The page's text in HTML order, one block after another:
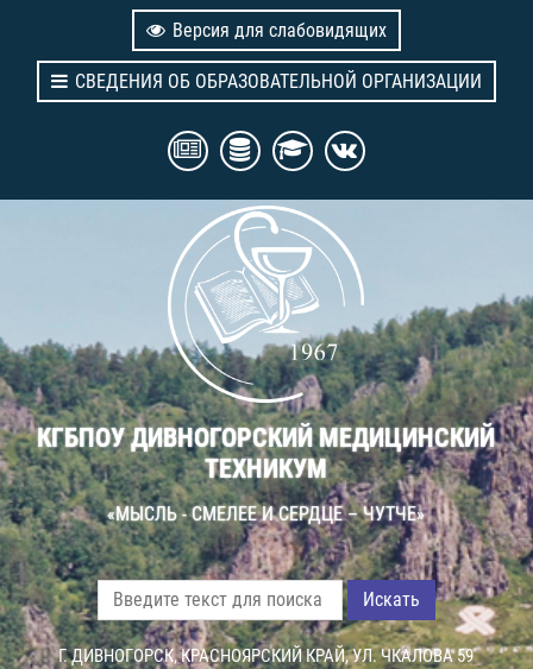
Версия для слабовидящих
СВЕДЕНИЯ ОБ ОБРАЗОВАТЕЛЬНОЙ ОРГАНИЗАЦИИ
КГБПОУ ДИВНОГОРСКИЙ МЕДИЦИНСКИЙ
ТЕХНИКУМ
«МЫСЛЬ - СМЕЛЕЕ И СЕРДЦЕ – ЧУТЧЕ»
Искать
Г. ДИВНОГОРСК, КРАСНОЯРСКИЙ КРАЙ, УЛ. ЧКАЛОВА 59